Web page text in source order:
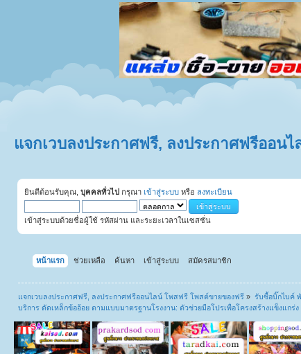
แจกเวบลงประกาศฟรี, ลงประกาศฟรีออน
ยินดีต้อนรับคุณ, บุคคลทั่วไป กรุณา เข้าสู่ระบบ หรือ ลงทะเบียน
เข้าสู่ระบบด้วยชื่อผู้ใช้ รหัสผ่าน และระยะเวลาในเซสชั่น
หน้าแรก ช่วยเหลือ ค้นหา เข้าสู่ระบบ สมัครสมาชิก
แจกเวบลงประกาศฟรี, ลงประกาศฟรีออนไลน์ โพสฟรี โพสต์ขายของฟรี » รับซื้อบิ๊กไบค์
บริการ ดัดเหล็กข้ออ้อย ตามแบบมาตรฐานโรงงาน: ตัวช่วยมือโปรเพื่อโครงสร้างแข็งแกร่ง